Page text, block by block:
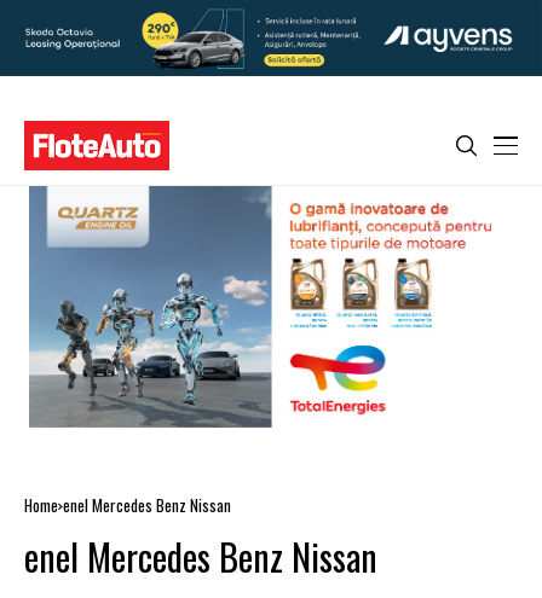
Home enel Mercedes Benz Nissan
enel Mercedes Benz Nissan